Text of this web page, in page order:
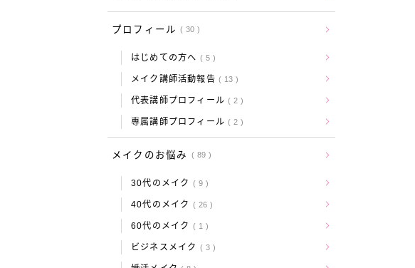
プロフィール 30
はじめての方へ 5
メイク講師活動報告 13
代表講師プロフィール 2
専属講師プロフィール 2
メイクのお悩み 89
30代のメイク 9
40代のメイク 26
60代のメイク 1
ビジネスメイク 3